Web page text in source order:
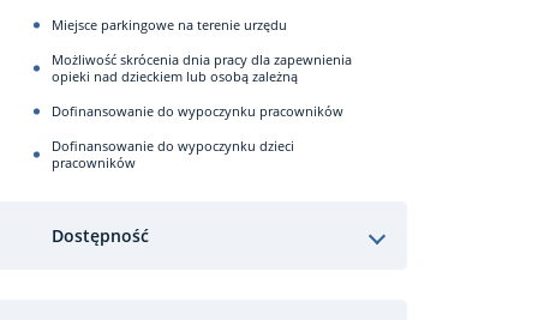
Miejsce parkingowe na terenie urzędu
Możliwość skrócenia dnia pracy dla zapewnienia
opieki nad dzieckiem lub osobą zależną
Dofinansowanie do wypoczynku pracowników
Dofinansowanie do wypoczynku dzieci
pracowników
Dostępność